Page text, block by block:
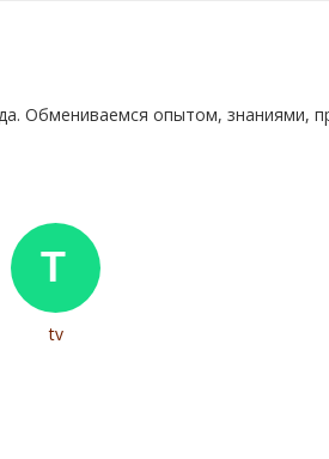
Обмениваемся опытом, знаниями,
tv